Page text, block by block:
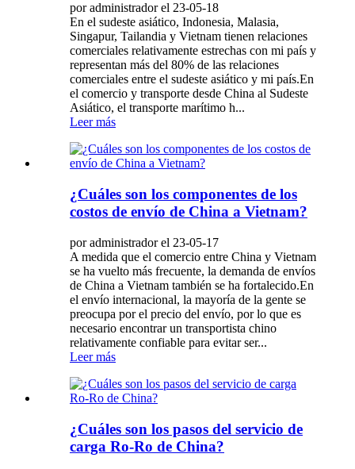
por administrador el 23-05-18
En el sudeste asiático, Indonesia, Malasia,
Singapur, Tailandia y Vietnam tienen relaciones
comerciales relativamente estrechas con mi país y
representan más del 80% de las relaciones
comerciales entre el sudeste asiático y mi país.En
el comercio y transporte desde China al Sudeste
Asiático, el transporte marítimo h...
Leer más
¿Cuáles son los componentes de los
costos de envío de China a Vietnam?
por administrador el 23-05-17
A medida que el comercio entre China y Vietnam
se ha vuelto más frecuente, la demanda de envíos
de China a Vietnam también se ha fortalecido.En
el envío internacional, la mayoría de la gente se
preocupa por el precio del envío, por lo que es
necesario encontrar un transportista chino
relativamente confiable para evitar ser...
Leer más
¿Cuáles son los pasos del servicio de
carga Ro-Ro de China?